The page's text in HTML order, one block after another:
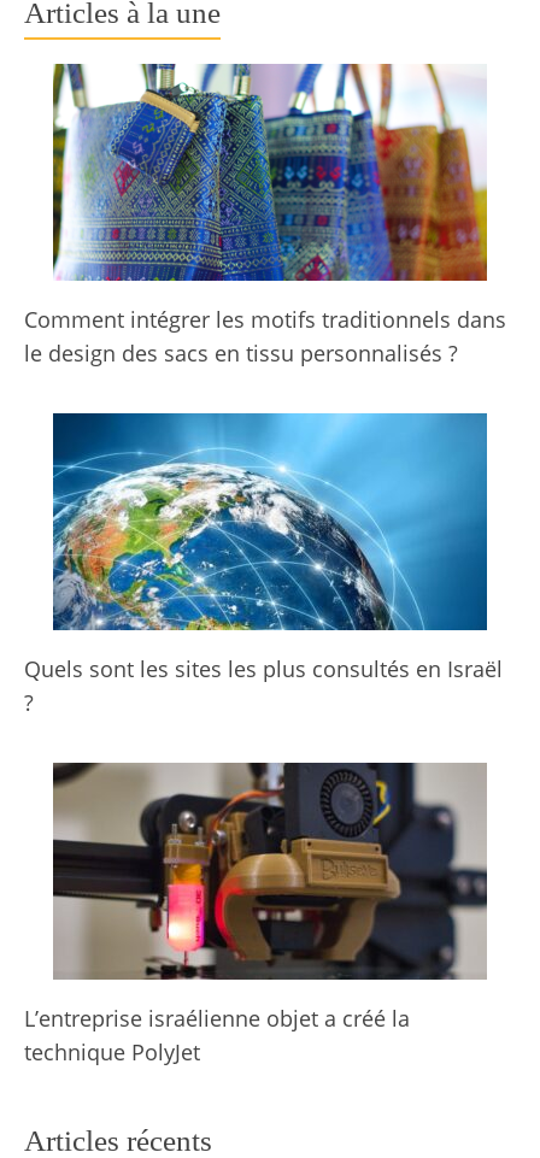
Articles à la une
Comment intégrer les motifs traditionnels dans
le design des sacs en tissu personnalisés ?
Quels sont les sites les plus consultés en Israël
?
L’entreprise israélienne objet a créé la
technique PolyJet
Articles récents